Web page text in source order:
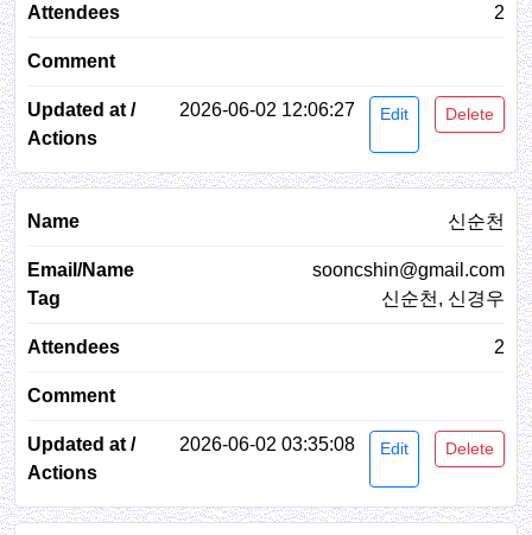
2
2026-06-02 12:06:27 Edit Delete
신순천
sooncshin@gmail.com
신순천, 신경우
2
2026-06-02 03:35:08 Edit Delete